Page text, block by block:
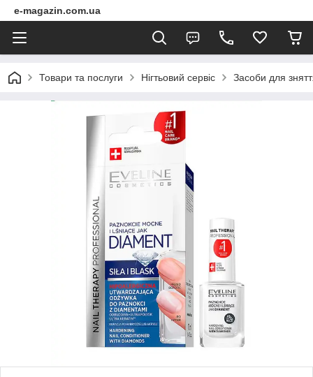
e-magazin.com.ua
Товари та послуги Нігтьовий сервіс Засоби для